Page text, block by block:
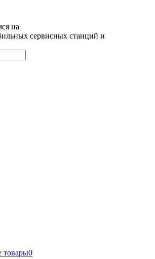
на
сервисных станций и
товары0